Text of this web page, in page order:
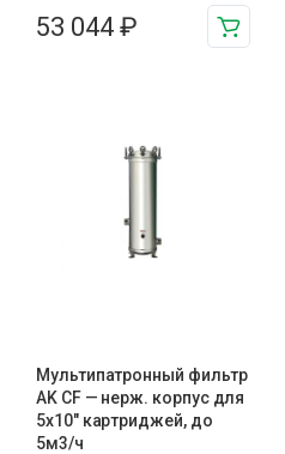
53 044 ₽
Мультипатронный фильтр
AK CF — нерж. корпус для
5х10″ картриджей, до
5м3/ч